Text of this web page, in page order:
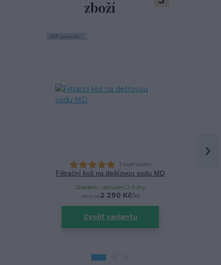
zboží
TOP produkt
3 hodnocení
Filtrační koš na dešťovou vodu MD
cena od2 290 Kč/ks
Skladem - doručení 2-3 dny
Zvolit variantu